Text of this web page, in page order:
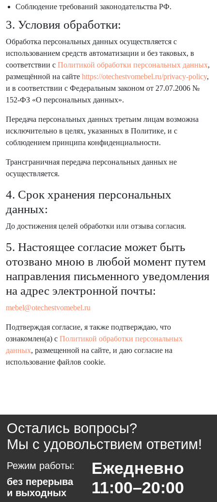
Соблюдение требований законодательства РФ.
3. Условия обработки:
Обработка персональных данных осуществляется с
использованием средств автоматизации и без таковых, в
соответствии с Политикой обработки персональных данных,
размещённой на сайте https://otechestvomebel.ru/privacy-policy,
и в соответствии с Федеральным законом от 27.07.2006 №
152-ФЗ «О персональных данных».
Передача персональных данных третьим лицам возможна
исключительно в целях, указанных в Политике, и с
соблюдением принципа конфиденциальности.
Трансграничная передача персональных данных не
осуществляется.
4. Срок хранения персональных
данных:
До достижения целей обработки или отзыва согласия.
5. Настоящее согласие может быть
отозвано мною в любой момент путем
направления письменного уведомления
на адрес электронной почты:
mebel@otechestvomebel.ru
Подтверждая согласие, я также подтверждаю, что
ознакомлен(а) с Политикой обработки персональных
данных, размещенной на сайте, и даю согласие на
использование файлов cookie.
Остались вопросы?
Мы с удовольствием ответим!
+7
Я даю согласие наобработку персональных данных
ОТПРАВИТЬ
Ежедневно
11:00–20:00
без перерыва
Наши Соц.Сети: